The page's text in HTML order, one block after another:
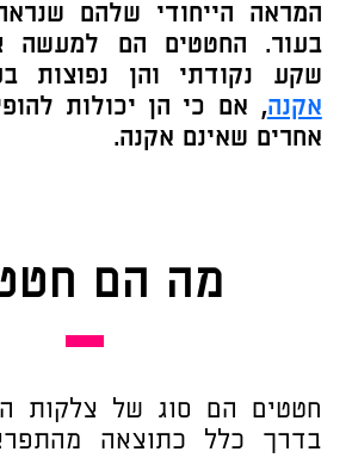
המראה הייחודי שלהם
בעור. החטטים הם למעשה
שקע נקודתי והן נפוצות
אקנה, אם כי הן יכולות
אחרים שאינם אקנה.
מה הם
חטטים הם סוג של צלקות
בדרך כלל כתוצאה